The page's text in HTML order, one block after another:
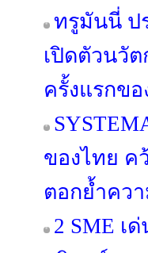
ทรูมันนี่ ป
เปิดตัวนวั
ครั้งแรกข
ของไทย ค
ตอกย้ำคว
2 SME เ